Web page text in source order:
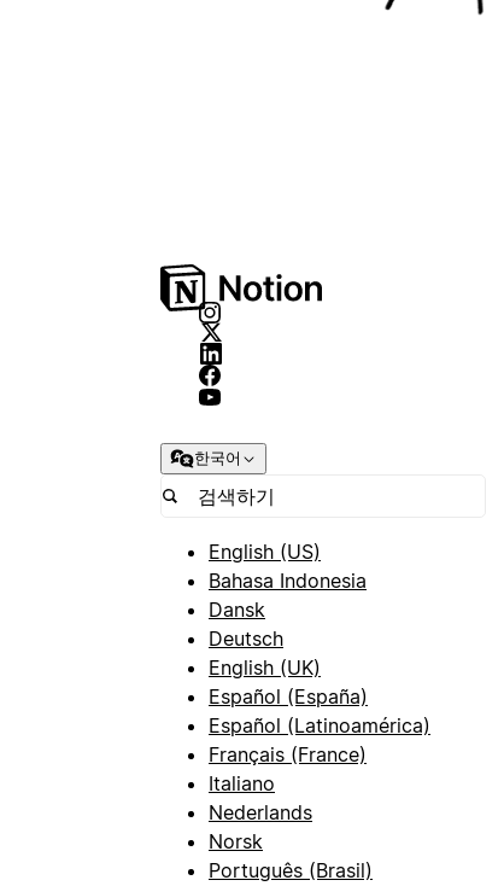
한국어
English (US)
Bahasa Indonesia
Dansk
Deutsch
English (UK)
Español (España)
Español (Latinoamérica)
Français (France)
Italiano
Nederlands
Norsk
Português (Brasil)